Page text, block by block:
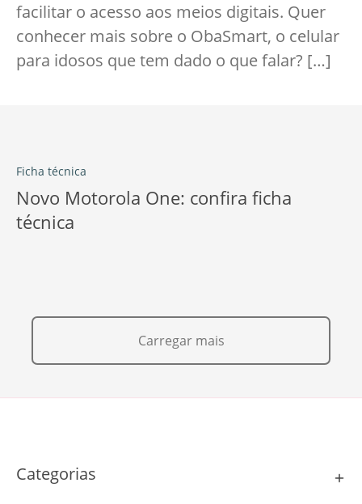
facilitar o acesso aos meios digitais. Quer
conhecer mais sobre o ObaSmart, o celular
para idosos que tem dado o que falar? […]
Ficha técnica
Novo Motorola One: confira ficha
técnica
Carregar mais
Categorias